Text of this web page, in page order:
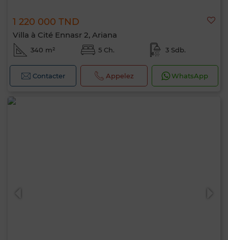
1 220 000 TND
Villa à Cité Ennasr 2, Ariana
340 m² 5 Ch. 3 Sdb.
Contacter Appelez WhatsApp